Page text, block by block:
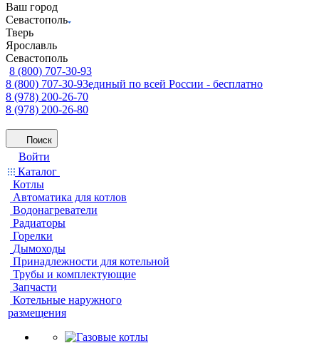
Ваш город
Севастополь
Тверь
Ярославль
Севастополь
8 (800) 707-30-93
8 (800) 707-30-93единый по всей России - бесплатно
8 (978) 200-26-70
8 (978) 200-26-80
Поиск
Войти
Каталог
Котлы
Автоматика для котлов
Водонагреватели
Радиаторы
Горелки
Дымоходы
Принадлежности для котельной
Трубы и комплектующие
Запчасти
Котельные наружного
размещения